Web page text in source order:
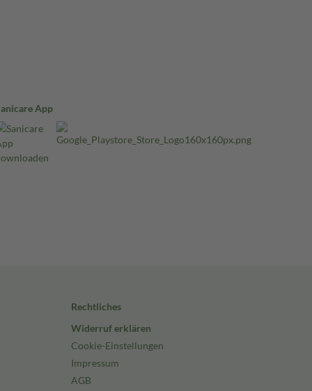
App
Rechtliches
Widerruf erklären
Cookie-Einstellungen
Impressum
AGB